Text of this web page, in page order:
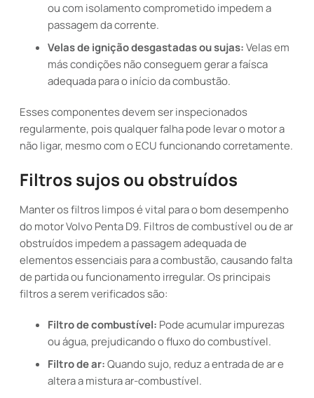
ou com isolamento comprometido impedem a
passagem da corrente.
Velas de ignição desgastadas ou sujas:Velas em
más condições não conseguem gerar a faísca
adequada para o início da combustão.
Esses componentes devem ser inspecionados
regularmente, pois qualquer falha pode levar o motor a
não ligar, mesmo com o ECU funcionando corretamente.
Filtros sujos ou obstruídos
Manter os filtros limpos é vital para o bom desempenho
do motor Volvo Penta D9. Filtros de combustível ou de ar
obstruídos impedem a passagem adequada de
elementos essenciais para a combustão, causando falta
de partida ou funcionamento irregular. Os principais
filtros a serem verificados são:
Filtro de combustível: Pode acumular impurezas
ou água, prejudicando o fluxo do combustível.
Filtro de ar:Quando sujo, reduz a entrada de ar e
altera a mistura ar-combustível.